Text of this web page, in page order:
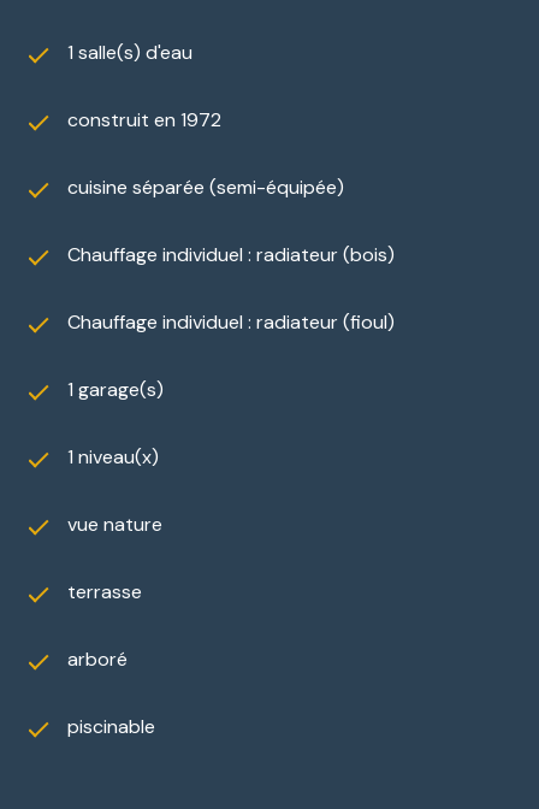
1 salle(s) d'eau
construit en 1972
cuisine séparée (semi-équipée)
Chauffage individuel : radiateur (bois)
Chauffage individuel : radiateur (fioul)
1 garage(s)
1 niveau(x)
vue nature
terrasse
arboré
piscinable